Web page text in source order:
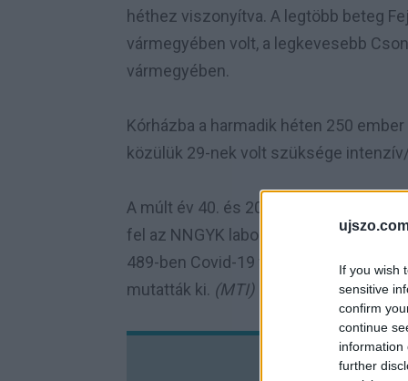
If you wish
sensitive
confirm
continue
information
further
héthez viszonyítva. A legtöbb beteg
vármegyében volt, a legkevesebb
vármegyében.
Kórházba a harmadik héten 250
közülük 29-nek volt szüksége
A múlt év 40. és 2025. 3. hete között
fel az NNGYK laboratóriumában, ahol
489-ben Covid-19 fertőzést igazoltak.
mutatták ki. (MTI)